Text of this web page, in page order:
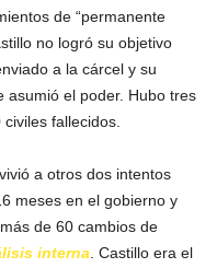
de “permanente
no logró su objetivo
a la cárcel y su
asumió el poder. Hubo tres
fallecidos.
a otros dos intentos
meses en el gobierno y
de 60 cambios de
interna . Castillo era el